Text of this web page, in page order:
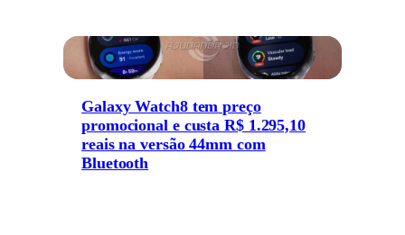
Galaxy Watch8 tem preço
promocional e custa R$ 1.295,10
reais na versão 44mm com
Bluetooth